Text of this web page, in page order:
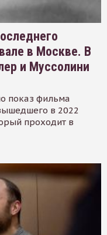
в Москве. В
и Муссолини
показ фильма
в 2022
проходит в